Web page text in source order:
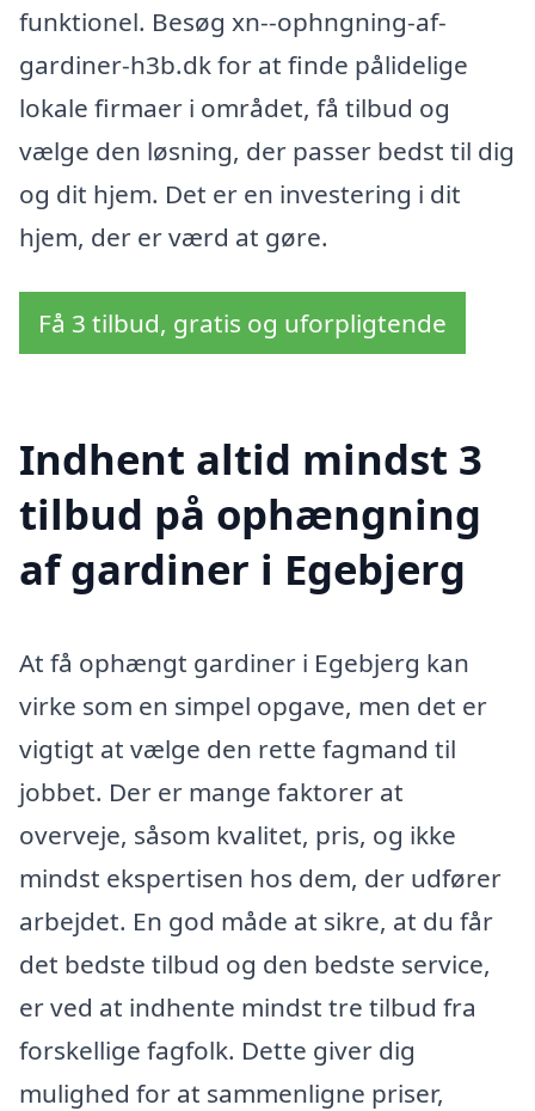
funktionel. Besøg xn--ophngning-af-
gardiner-h3b.dk for at finde pålidelige
lokale firmaer i området, få tilbud og
vælge den løsning, der passer bedst til dig
og dit hjem. Det er en investering i dit
hjem, der er værd at gøre.
Få 3 tilbud, gratis og uforpligtende
Indhent altid mindst 3
tilbud på ophængning
af gardiner i Egebjerg
At få ophængt gardiner i Egebjerg kan
virke som en simpel opgave, men det er
vigtigt at vælge den rette fagmand til
jobbet. Der er mange faktorer at
overveje, såsom kvalitet, pris, og ikke
mindst ekspertisen hos dem, der udfører
arbejdet. En god måde at sikre, at du får
det bedste tilbud og den bedste service,
er ved at indhente mindst tre tilbud fra
forskellige fagfolk. Dette giver dig
mulighed for at sammenligne priser,